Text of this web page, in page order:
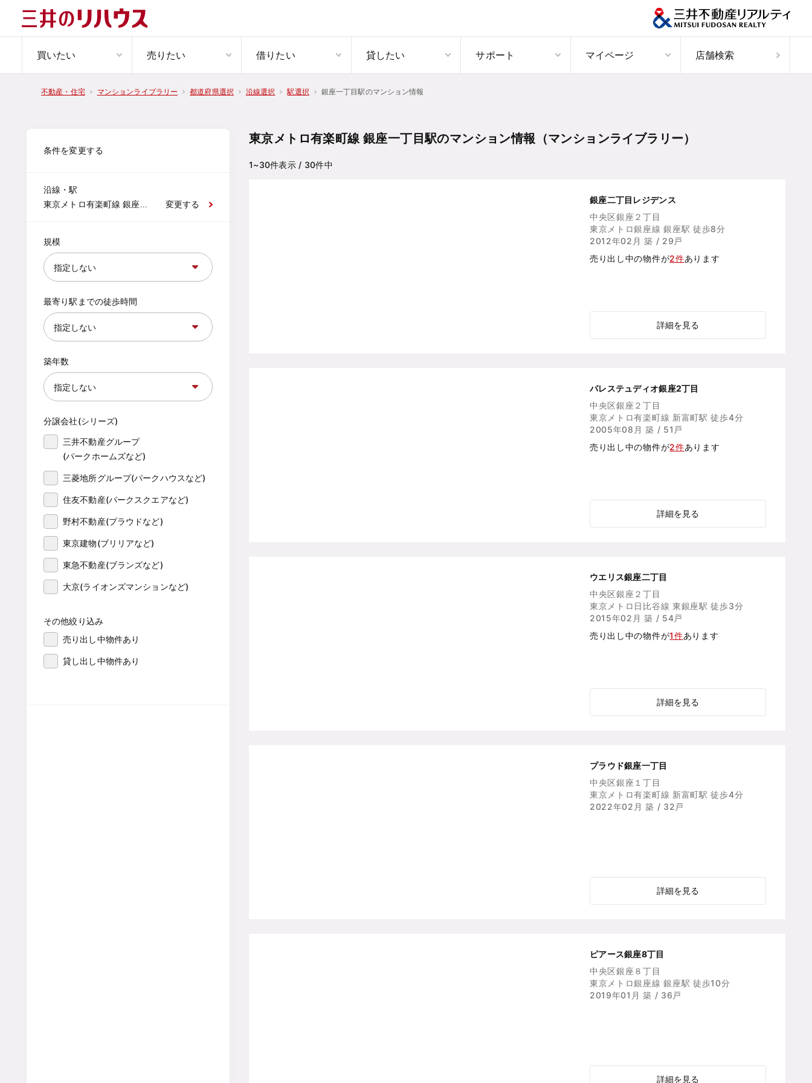
買いたい 売りたい 借りたい 貸したい サポート マイページ 店舗検索
不動産・住宅 マンションライブラリー 都道府県選択 沿線選択 駅選択 銀座一丁目駅のマンション情報
条件を変更する
沿線・駅
東京メトロ有楽町線 銀座一丁目
変更する
規模
最寄り駅までの徒歩時間
築年数
分譲会社(シリーズ)
三井不動産グループ
(パークホームズなど)
三菱地所グループ(パークハウスなど)
住友不動産(パークスクエアなど)
野村不動産(プラウドなど)
東京建物(ブリリアなど)
東急不動産(ブランズなど)
大京(ライオンズマンションなど)
その他絞り込み
売り出し中物件あり
貸し出し中物件あり
東京メトロ有楽町線 銀座一丁目駅のマンション情報（マンションライブラリー）
1~30件表示/ 30件中
銀座二丁目レジデンス
中央区銀座２丁目
東京メトロ銀座線 銀座駅 徒歩8分
2012年02月 築 / 29戸
売り出し中の物件が2件あります
詳細を見る
パレステュディオ銀座2丁目
中央区銀座２丁目
東京メトロ有楽町線 新富町駅 徒歩4分
2005年08月 築 / 51戸
売り出し中の物件が2件あります
詳細を見る
ウエリス銀座二丁目
中央区銀座２丁目
東京メトロ日比谷線 東銀座駅 徒歩3分
2015年02月 築 / 54戸
売り出し中の物件が1件あります
詳細を見る
プラウド銀座一丁目
中央区銀座１丁目
東京メトロ有楽町線 新富町駅 徒歩4分
2022年02月 築 / 32戸
詳細を見る
ピアース銀座8丁目
中央区銀座８丁目
東京メトロ銀座線 銀座駅 徒歩10分
2019年01月 築 / 36戸
詳細を見る